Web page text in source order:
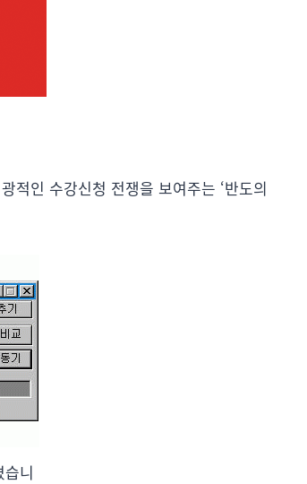
적인 수강신청 전쟁을 보여주는 ‘반도의
니